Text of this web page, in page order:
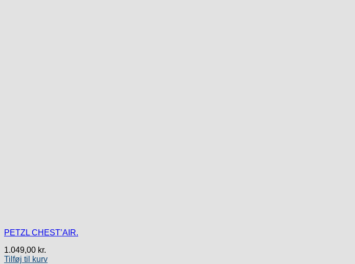
PETZL CHEST’AIR.
1.049,00 kr.
Tilføj til kurv